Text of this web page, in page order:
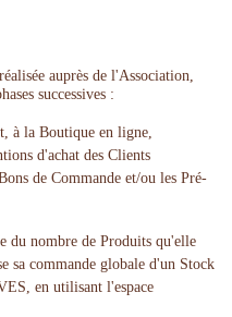
auprès de l'Association,
successives :
à la Boutique en ligne,
d'achat des Clients
de Commande et/ou les Pré-
du nombre de Produits qu'elle
sa commande globale d'un Stock
en utilisant l'espace